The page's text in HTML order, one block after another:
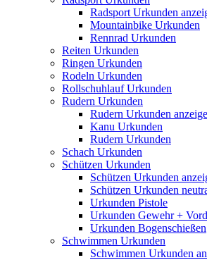
Radsport Urkunden
Mountainbike Urkunden
Rennrad Urkunden
Reiten Urkunden
Ringen Urkunden
Rodeln Urkunden
Rollschuhlauf Urkunden
Rudern Urkunden
Rudern Urkunden
Kanu Urkunden
Rudern Urkunden
Schach Urkunden
Schützen Urkunden
Schützen Urkunden
Schützen Urkunden
Urkunden Pistole
Urkunden Gewehr +
Urkunden Bogenschießen
Schwimmen Urkunden
Schwimmen Urkunden